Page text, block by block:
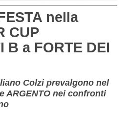
provinciali
nella
CUP
B a FORTE DEI
Colzi prevalgono nel
ARGENTO nei confronti